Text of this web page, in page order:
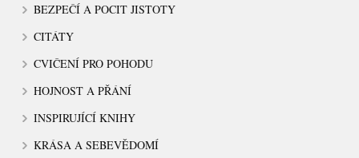
BEZPEČÍ A POCIT JISTOTY
CITÁTY
CVIČENÍ PRO POHODU
HOJNOST A PŘÁNÍ
INSPIRUJÍCÍ KNIHY
KRÁSA A SEBEVĚDOMÍ